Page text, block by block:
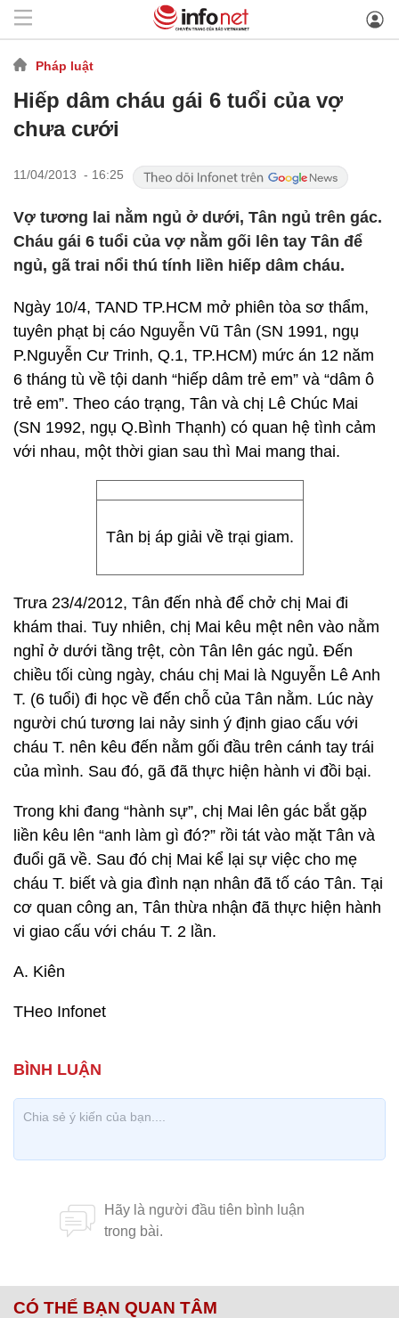
Pháp luật
Hiếp dâm cháu gái 6 tuổi của vợ
chưa cưới
11/04/2013 - 16:25
Vợ tương lai nằm ngủ ở dưới, Tân ngủ trên gác.
Cháu gái 6 tuổi của vợ nằm gối lên tay Tân để
ngủ, gã trai nổi thú tính liền hiếp dâm cháu.
Ngày 10/4, TAND TP.HCM mở phiên tòa sơ thẩm,
tuyên phạt bị cáo Nguyễn Vũ Tân (SN 1991, ngụ
P.Nguyễn Cư Trinh, Q.1, TP.HCM) mức án 12 năm
6 tháng tù về tội danh “hiếp dâm trẻ em” và “dâm ô
trẻ em”. Theo cáo trạng, Tân và chị Lê Chúc Mai
(SN 1992, ngụ Q.Bình Thạnh) có quan hệ tình cảm
với nhau, một thời gian sau thì Mai mang thai.
Tân bị áp giải về trại giam.
Trưa 23/4/2012, Tân đến nhà để chở chị Mai đi
khám thai. Tuy nhiên, chị Mai kêu mệt nên vào nằm
nghỉ ở dưới tầng trệt, còn Tân lên gác ngủ. Đến
chiều tối cùng ngày, cháu chị Mai là Nguyễn Lê Anh
T. (6 tuổi) đi học về đến chỗ của Tân nằm. Lúc này
người chú tương lai nảy sinh ý định giao cấu với
cháu T. nên kêu đến nằm gối đầu trên cánh tay trái
của mình. Sau đó, gã đã thực hiện hành vi đồi bại.
Trong khi đang “hành sự”, chị Mai lên gác bắt gặp
liền kêu lên “anh làm gì đó?” rồi tát vào mặt Tân và
đuổi gã về. Sau đó chị Mai kể lại sự việc cho mẹ
cháu T. biết và gia đình nạn nhân đã tố cáo Tân. Tại
cơ quan công an, Tân thừa nhận đã thực hiện hành
vi giao cấu với cháu T. 2 lần.
A. Kiên
THeo Infonet
CÓ THỂ BẠN QUAN TÂM